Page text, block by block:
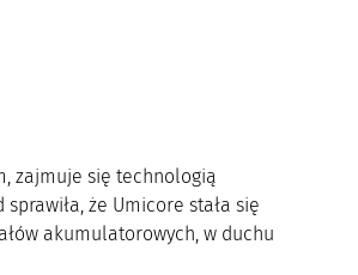
zajmuje się technologią
że Umicore stała się
akumulatorowych, w duchu